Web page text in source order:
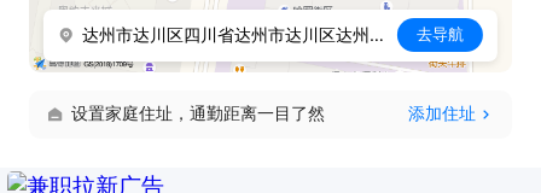
达州市达川区四川省达州市达川区达州升华广场B栋12楼 去导航
设置家庭住址，通勤距离一目了然 添加住址